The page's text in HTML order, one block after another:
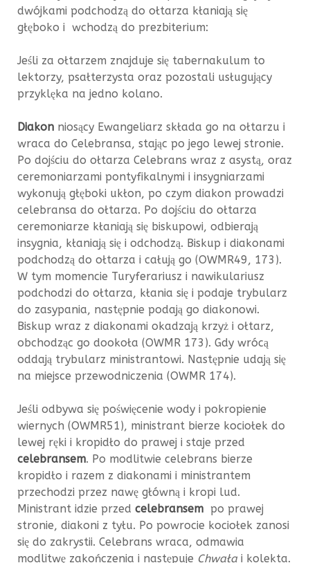
dwójkami podchodzą do ołtarza kłaniają się
głęboko i wchodzą do prezbiterium:
Jeśli za ołtarzem znajduje się tabernakulum to
lektorzy, psałterzysta oraz pozostali usługujący
przyklęka na jedno kolano.
Diakon niosący Ewangeliarz składa go na ołtarzu i
wraca do Celebransa, stając po jego lewej stronie.
Po dojściu do ołtarza Celebrans wraz z asystą, oraz
ceremoniarzami pontyfikalnymi i insygniarzami
wykonują głęboki ukłon, po czym diakon prowadzi
celebransa do ołtarza. Po dojściu do ołtarza
ceremoniarze kłaniają się biskupowi, odbierają
insygnia, kłaniają się i odchodzą. Biskup i diakonami
podchodzą do ołtarza i całują go (OWMR49, 173).
W tym momencie Turyferariusz i nawikulariusz
podchodzi do ołtarza, kłania się i podaje trybularz
do zasypania, następnie podają go diakonowi.
Biskup wraz z diakonami okadzają krzyż i ołtarz,
obchodząc go dookoła (OWMR 173). Gdy wrócą
oddają trybularz ministrantowi. Następnie udają się
na miejsce przewodniczenia (OWMR 174).
Jeśli odbywa się poświęcenie wody i pokropienie
wiernych (OWMR51), ministrant bierze kociołek do
lewej ręki i kropidło do prawej i staje przed
celebransem. Po modlitwie celebrans bierze
kropidło i razem z diakonami i ministrantem
przechodzi przez nawę główną i kropi lud.
Ministrant idzie przed celebransem po prawej
stronie, diakoni z tyłu. Po powrocie kociołek zanosi
się do zakrystii. Celebrans wraca, odmawia
modlitwę zakończenia i następuje Chwała i kolekta.